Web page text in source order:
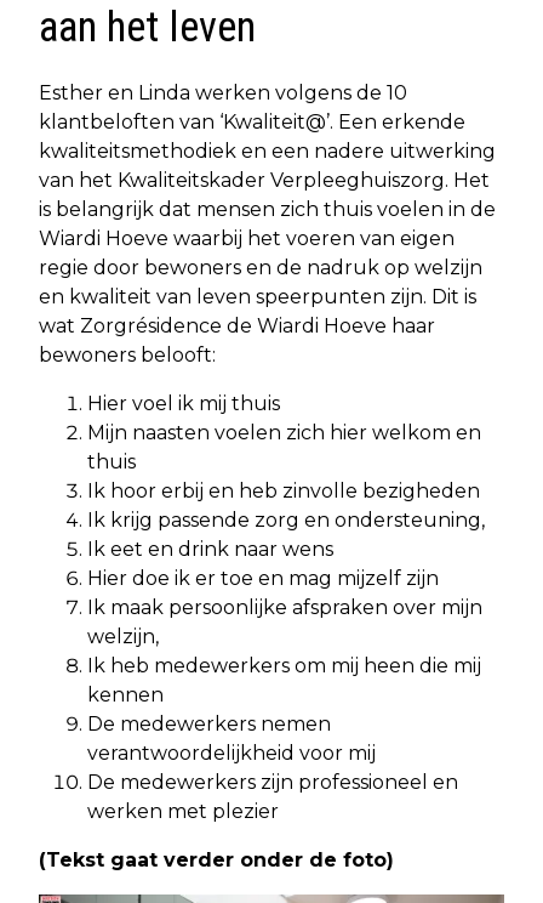
aan het leven
Esther en Linda werken volgens de 10
klantbeloften van ‘Kwaliteit@’. Een erkende
kwaliteitsmethodiek en een nadere uitwerking
van het Kwaliteitskader Verpleeghuiszorg. Het
is belangrijk dat mensen zich thuis voelen in de
Wiardi Hoeve waarbij het voeren van eigen
regie door bewoners en de nadruk op welzijn
en kwaliteit van leven speerpunten zijn. Dit is
wat Zorgrésidence de Wiardi Hoeve haar
bewoners belooft:
Hier voel ik mij thuis
Mijn naasten voelen zich hier welkom en
thuis
Ik hoor erbij en heb zinvolle bezigheden
Ik krijg passende zorg en ondersteuning,
Ik eet en drink naar wens
Hier doe ik er toe en mag mijzelf zijn
Ik maak persoonlijke afspraken over mijn
welzijn,
Ik heb medewerkers om mij heen die mij
kennen
De medewerkers nemen
verantwoordelijkheid voor mij
De medewerkers zijn professioneel en
werken met plezier
(Tekst gaat verder onder de foto)